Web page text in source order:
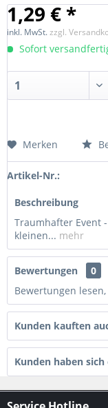
1,29 € *
inkl. MwSt.zzgl.
Sofort
Merken
Artikel-Nr.:
Beschreibung
Traumhafter Event
kleinen... mehr
Bewertungen
0
Bewertungen
Kunden kauften
Kunden haben